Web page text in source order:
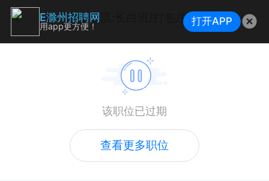
京东物流:长白班/打包/拣货
该职位已过期
查看更多职位
E滁州招聘网
用app更方便！ 打开APP